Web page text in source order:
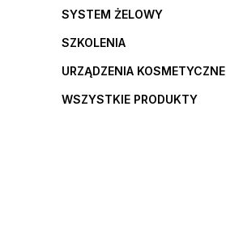
SYSTEM ŻELOWY
SZKOLENIA
URZĄDZENIA KOSMETYCZNE
WSZYSTKIE PRODUKTY